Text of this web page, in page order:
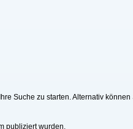
Suche zu starten. Alternativ können
publiziert wurden.